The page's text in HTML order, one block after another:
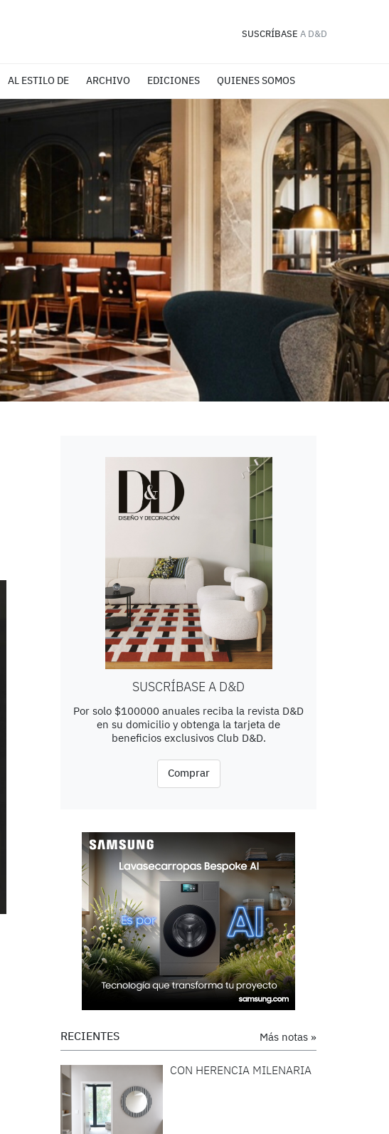
SUSCRÍBASE A D&D
AL ESTILO DE ARCHIVO EDICIONES QUIENES SOMOS
SUSCRÍBASE A D&D
Por solo $100000 anuales reciba la revista D&D
en su domicilio y obtenga la tarjeta de
beneficios exclusivos Club D&D.
Comprar
Más notas »
RECIENTES
CON HERENCIA MILENARIA